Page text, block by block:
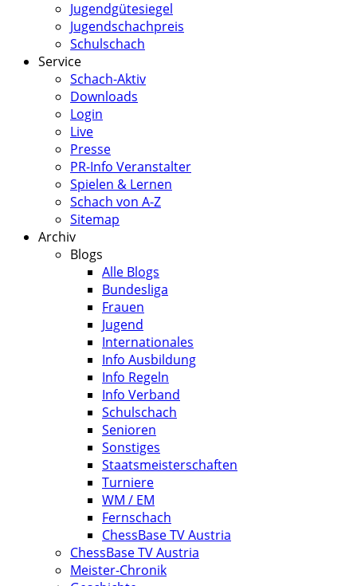
Jugendgütesiegel
Jugendschachpreis
Schulschach
Service
Schach-Aktiv
Downloads
Login
Live
Presse
PR-Info Veranstalter
Spielen & Lernen
Schach von A-Z
Sitemap
Archiv
Blogs
Alle Blogs
Bundesliga
Frauen
Jugend
Internationales
Info Ausbildung
Info Regeln
Info Verband
Schulschach
Senioren
Sonstiges
Staatsmeisterschaften
Turniere
WM / EM
Fernschach
ChessBase TV Austria
ChessBase TV Austria
Meister-Chronik